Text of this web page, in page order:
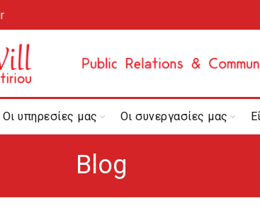
Οι υπηρεσίες μας Οι συνεργασίες μας
Blog